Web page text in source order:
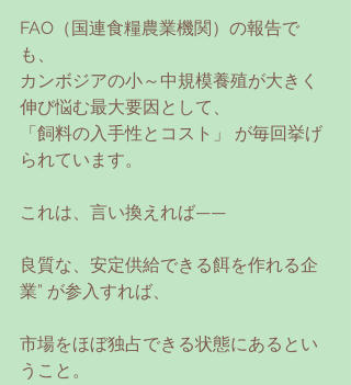
FAO（国連食糧農業機関）の報告で
も、
カンボジアの小～中規模養殖が大きく
伸び悩む最大要因として、
「飼料の入手性とコスト」 が毎回挙げ
られています。
これは、言い換えれば——
良質な、安定供給できる餌を作れる企
業” が参入すれば、
市場をほぼ独占できる状態にあるとい
うこと。